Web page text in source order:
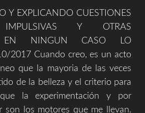
Y EXPLICANDO CUESTIONES
IMPULSIVAS Y OTRAS
EN NINGUN CASO LO
2017 Cuando creo, es un acto
que la mayoria de las veces
de la belleza y el criterio para
la experimentación y por
son los motores que me llevan.